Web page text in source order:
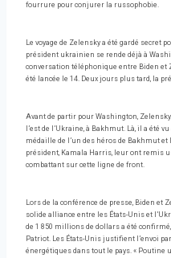
fourrure pour conjurer la russophobie.
Le voyage de Zelensky a été gardé secret
président ukrainien se rende déjà à
conversation téléphonique entre Biden et
été lancée le 14. Deux jours plus tard, la
Avant de partir pour Washington,
l’est de l’Ukraine, à Bakhmut. Là, il a été
médaille de l’un des héros de Bakhmut et
président, Kamala Harris, leur ont remis
combattant sur cette ligne de front.
Lors de la conférence de presse, Biden
solide alliance entre les États-Unis et
de 1 850 millions de dollars a été
Patriot. Les États-Unis justifient l’envoi
énergétiques dans tout le pays. « Poutine